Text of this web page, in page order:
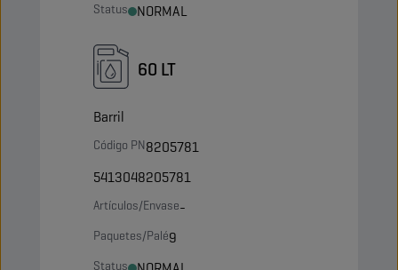
Status NORMAL
60 LT
Barril
Código PN8205781
5413048205781
Artículos/Envase-
Paquetes/Palé9
Status